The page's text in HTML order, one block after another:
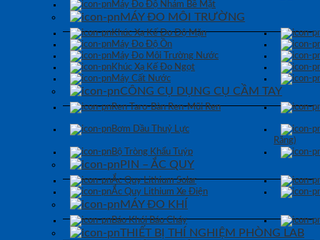
Máy Đo Độ Nhám Bề Mặt
MÁY ĐO MÔI TRƯỜNG
Khúc Xạ Kế Đo Độ Mặn
Máy Đo Độ Ồn
Máy Đo Môi Trường Nước
Khúc Xạ Kế Đo Ngọt
Máy Cất Nước
CÔNG CỤ DỤNG CỤ CẦM TAY
Ren Taro-Bàn Ren-Mũi Ren
Bơm Dầu Thuỷ Lực
Răng)
Bộ Tròng Khẩu Tuýp
PIN – ẮC QUY
Ắc Quy Lithium Solar
Ắc Quy Lithium Xe Điện
MÁY ĐO KHÍ
Báo Khói Báo Cháy
THIẾT BỊ THÍ NGHIỆM PHÒNG LAB